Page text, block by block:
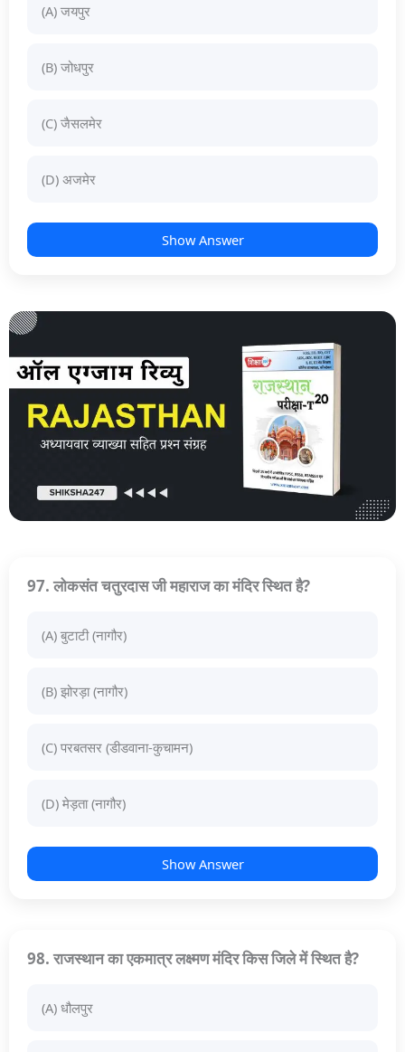
(A) जयपुर
(B) जोधपुर
(C) जैसलमेर
(D) अजमेर
Show Answer
97. लोकसंत चतुरदास जी महाराज का मंदिर स्थित है?
(A) बुटाटी (नागौर)
(B) झोरड़ा (नागौर)
(C) परबतसर (डीडवाना-कुचामन)
(D) मेड़ता (नागौर)
Show Answer
98. राजस्थान का एकमात्र लक्ष्मण मंदिर किस जिले में स्थित है?
(A) धौलपुर